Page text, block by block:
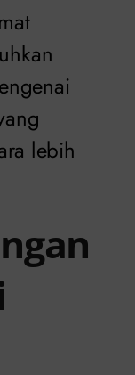
lebih